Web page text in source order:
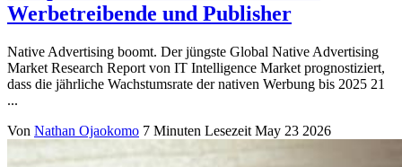
Werbetreibende und Publisher
Native Advertising boomt. Der jüngste Global Native Advertising
Market Research Report von IT Intelligence Market prognostiziert,
dass die jährliche Wachstumsrate der nativen Werbung bis 2025 21
...
Von Nathan Ojaokomo 7 Minuten Lesezeit May 23 2026